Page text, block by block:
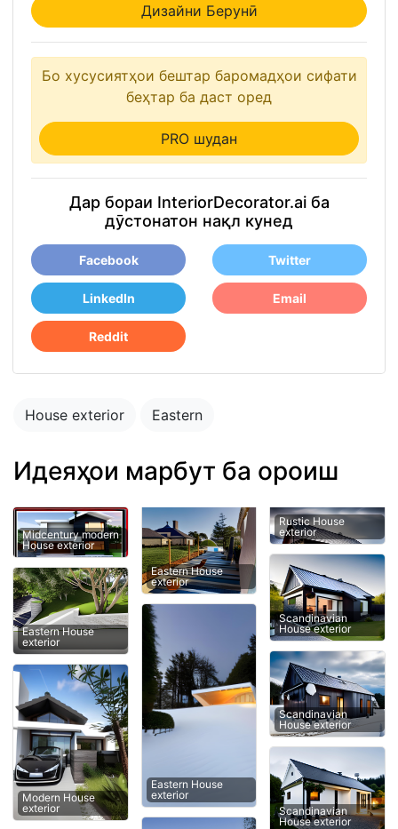
Дизайни Берунӣ
Бо хусусиятҳои бештар баромадҳои сифати
беҳтар ба даст оред
PRO шудан
Дар бораи InteriorDecorator.ai ба
дӯстонатон нақл кунед
Facebook Twitter
LinkedIn Email
Reddit
House exterior Eastern
Идеяҳои марбут ба ороиш
Midcentury modern
House exterior
Eastern House
exterior
Modern House
exterior
Eastern House
exterior
Eastern House
exterior
Rustic House
exterior
Scandinavian
House exterior
Scandinavian
House exterior
Scandinavian
House exterior